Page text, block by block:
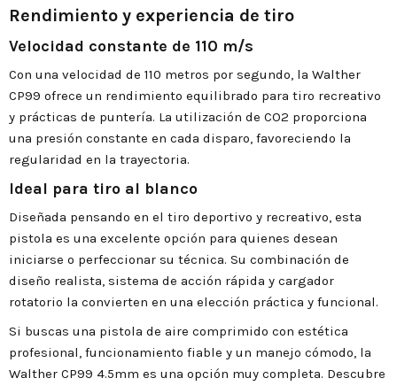
Rendimiento y experiencia de tiro
Velocidad constante de 110 m/s
Con una velocidad de 110 metros por segundo, la Walther
CP99 ofrece un rendimiento equilibrado para tiro recreativo
y prácticas de puntería. La utilización de CO2 proporciona
una presión constante en cada disparo, favoreciendo la
regularidad en la trayectoria.
Ideal para tiro al blanco
Diseñada pensando en el tiro deportivo y recreativo, esta
pistola es una excelente opción para quienes desean
iniciarse o perfeccionar su técnica. Su combinación de
diseño realista, sistema de acción rápida y cargador
rotatorio la convierten en una elección práctica y funcional.
Si buscas una pistola de aire comprimido con estética
profesional, funcionamiento fiable y un manejo cómodo, la
Walther CP99 4.5mm es una opción muy completa. Descubre